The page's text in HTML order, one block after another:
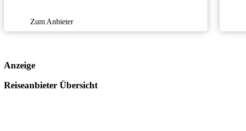
Zum Anbieter
Anzeige
Reiseanbieter Übersicht